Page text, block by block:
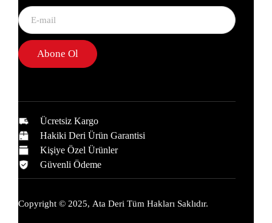
Abone Ol
Ücretsiz Kargo
Hakiki Deri Ürün Garantisi
Kişiye Özel Ürünler
Güvenli Ödeme
Copyright © 2025, Ata Deri Tüm Hakları Saklıdır.